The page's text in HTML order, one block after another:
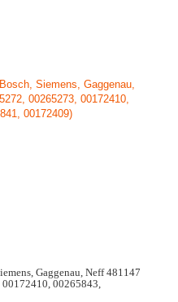
Gaggenau, Neff 481147
00265843,